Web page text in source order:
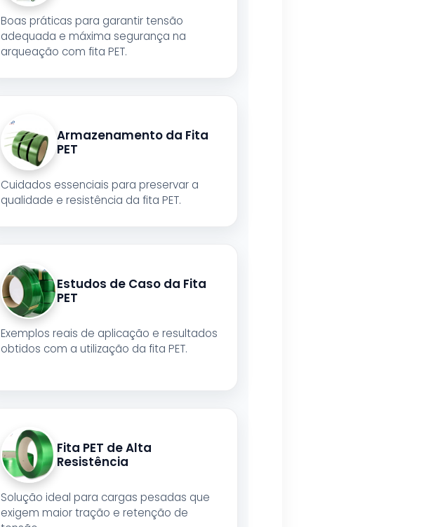
Boas práticas para garantir tensão
adequada e máxima segurança na
arqueação com fita PET.
Armazenamento da Fita
PET
Cuidados essenciais para preservar a
qualidade e resistência da fita PET.
Estudos de Caso da Fita
PET
Exemplos reais de aplicação e resultados
obtidos com a utilização da fita PET.
Fita PET de Alta
Resistência
Solução ideal para cargas pesadas que
exigem maior tração e retenção de